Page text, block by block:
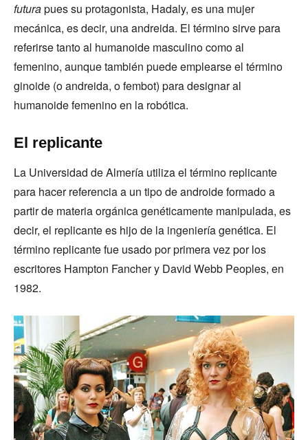
futurapues su protagonista, Hadaly, es una mujer
mecánica, es decir, una andreida. El término sirve para
referirse tanto al humanoide masculino como al
femenino, aunque también puede emplearse el término
ginoide (o andreida, o fembot) para designar al
humanoide femenino en la robótica.
El replicante
La Universidad de Almería utiliza el término replicante
para hacer referencia a un tipo de androide formado a
partir de materia orgánica genéticamente manipulada, es
decir, el replicante es hijo de la ingeniería genética. El
término replicante fue usado por primera vez por los
escritores Hampton Fancher y David Webb Peoples, en
1982.